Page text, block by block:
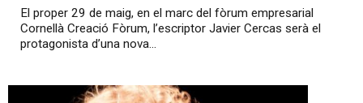
El proper 29 de maig, en el marc del fòrum empresarial
Cornellà Creació Fòrum, l’escriptor Javier Cercas serà el
protagonista d’una nova...